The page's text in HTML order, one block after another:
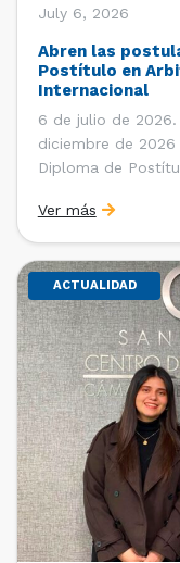
July 6, 2026
Abren las
Postítulo en
Internacional
6 de julio de
diciembre de
Diploma de
Derecho
Universidad de
Ver más
ACTUALIDAD